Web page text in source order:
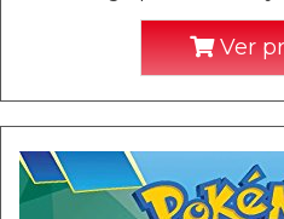
Ver